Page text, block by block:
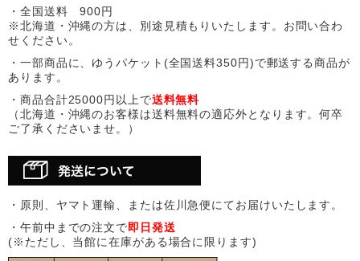
・全国送料 900円
※北海道・沖縄の方は、別途見積もりいたします。お問い合わ
せください。
・一部商品に、ゆうパケット(全国送料350円)で郵送する商品が
あります。
・商品合計25000円以上で送料無料
（北海道・沖縄のお客様は送料無料の適応外となります。何卒
ご了承くださいませ。）
・原則、ヤマト運輸、または佐川急便にてお届けいたします。
・午前中までの注文で即日発送
(※ただし、当館に在庫がある場合に限ります)